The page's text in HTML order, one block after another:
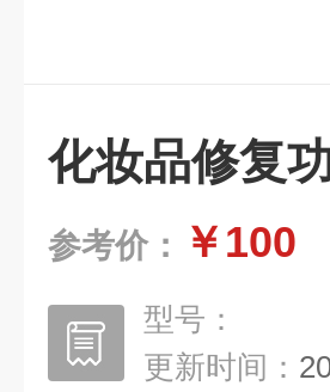
化妆品修复
参考价： ￥100
型号：
更新时间：